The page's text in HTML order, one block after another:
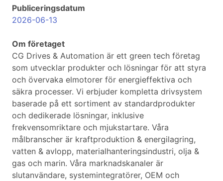
Publiceringsdatum
2026-06-13
Om företaget
CG Drives & Automation är ett green tech företag
som utvecklar produkter och lösningar för att styra
och övervaka elmotorer för energieffektiva och
säkra processer. Vi erbjuder kompletta drivsystem
baserade på ett sortiment av standardprodukter
och dedikerade lösningar, inklusive
frekvensomriktare och mjukstartare. Våra
målbranscher är kraftproduktion & energilagring,
vatten & avlopp, materialhanteringsindustri, olja &
gas och marin. Våra marknadskanaler är
slutanvändare, systemintegratörer, OEM och